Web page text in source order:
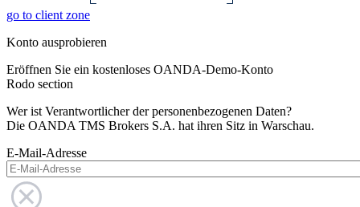
go to client zone
Konto ausprobieren
Eröffnen Sie ein kostenloses OANDA-Demo-Konto
Rodo section
Wer ist Verantwortlicher der personenbezogenen Daten?
Die OANDA TMS Brokers S.A. hat ihren Sitz in Warschau.
E-Mail-Adresse